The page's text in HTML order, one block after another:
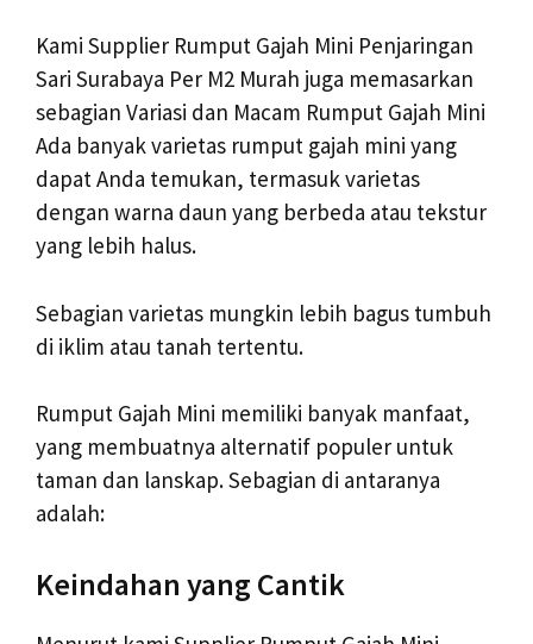
Kami Supplier Rumput Gajah Mini Penjaringan
Sari Surabaya Per M2 Murah juga memasarkan
sebagian Variasi dan Macam Rumput Gajah Mini
Ada banyak varietas rumput gajah mini yang
dapat Anda temukan, termasuk varietas
dengan warna daun yang berbeda atau tekstur
yang lebih halus.
Sebagian varietas mungkin lebih bagus tumbuh
di iklim atau tanah tertentu.
Rumput Gajah Mini memiliki banyak manfaat,
yang membuatnya alternatif populer untuk
taman dan lanskap. Sebagian di antaranya
adalah:
Keindahan yang Cantik